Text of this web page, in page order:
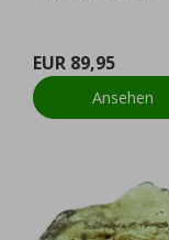
EUR 89,95
Ansehen